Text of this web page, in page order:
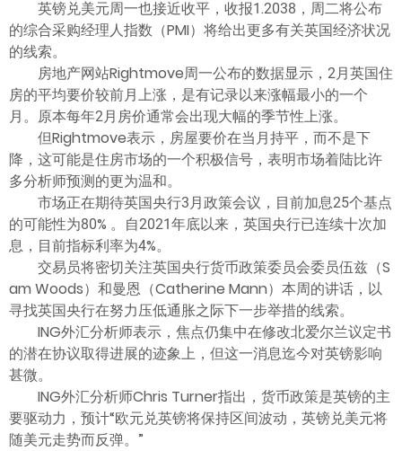
英镑兑美元周一也接近收平，收报1.2038，周二将公布
的综合采购经理人指数（PMI）将给出更多有关英国经济状况
的线索。
房地产网站Rightmove周一公布的数据显示，2月英国住
房的平均要价较前月上涨，是有记录以来涨幅最小的一个
月。原本每年2月房价通常会出现大幅的季节性上涨。
但Rightmove表示，房屋要价在当月持平，而不是下
降，这可能是住房市场的一个积极信号，表明市场着陆比许
多分析师预测的更为温和。
市场正在期待英国央行3月政策会议，目前加息25个基点
的可能性为80% 。自2021年底以来，英国央行已连续十次加
息，目前指标利率为4%。
交易员将密切关注英国央行货币政策委员会委员伍兹（S
am Woods）和曼恩（Catherine Mann）本周的讲话，以
寻找英国央行在努力压低通胀之际下一步举措的线索。
ING外汇分析师表示，焦点仍集中在修改北爱尔兰议定书
的潜在协议取得进展的迹象上，但这一消息迄今对英镑影响
甚微。
ING外汇分析师Chris Turner指出，货币政策是英镑的主
要驱动力，预计“欧元兑英镑将保持区间波动，英镑兑美元将
随美元走势而反弹。”